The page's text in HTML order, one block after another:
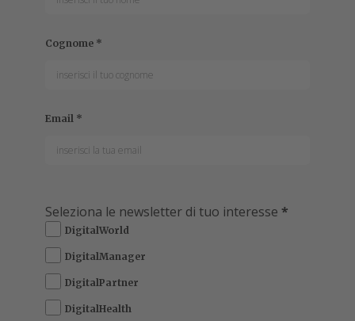
Cognome *
Email *
Seleziona le newsletter di tuo interesse *
DigitalWorld
DigitalManager
DigitalPartner
DigitalHealth